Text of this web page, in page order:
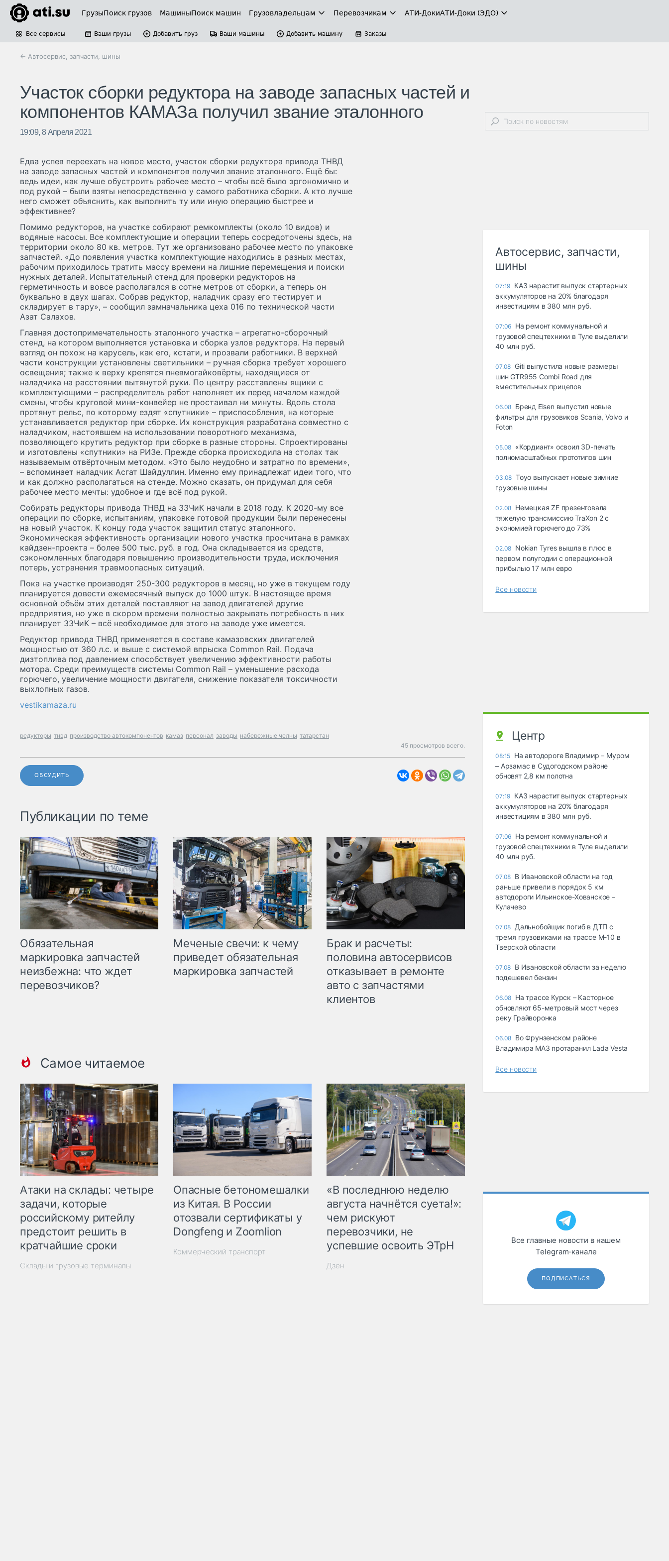
ГрузыПоиск грузов МашиныПоиск машин Грузовладельцам Перевозчикам АТИ-ДокиАТИ-Доки (ЭДО)
Все сервисы Ваши грузы Добавить груз Ваши машины Добавить машину Заказы
← Автосервис, запчасти, шины
Участок сборки редуктора на заводе запасных частей и
компонентов КАМАЗа получил звание эталонного
19:09, 8 Апреля 2021
Едва успев переехать на новое место, участок сборки редуктора привода ТНВД
на заводе запасных частей и компонентов получил звание эталонного. Ещё бы:
ведь идеи, как лучше обустроить рабочее место – чтобы всё было эргономично и
под рукой – были взяты непосредственно у самого работника сборки. А кто лучше
него сможет объяснить, как выполнить ту или иную операцию быстрее и
эффективнее?
Помимо редукторов, на участке собирают ремкомплекты (около 10 видов) и
водяные насосы. Все комплектующие и операции теперь сосредоточены здесь, на
территории около 80 кв. метров. Тут же организовано рабочее место по упаковке
запчастей. «До появления участка комплектующие находились в разных местах,
рабочим приходилось тратить массу времени на лишние перемещения и поиски
нужных деталей. Испытательный стенд для проверки редукторов на
герметичность и вовсе располагался в сотне метров от сборки, а теперь он
буквально в двух шагах. Собрав редуктор, наладчик сразу его тестирует и
складирует в тару», – сообщил замначальника цеха 016 по технической части
Азат Салахов.
Главная достопримечательность эталонного участка – агрегатно-сборочный
стенд, на котором выполняется установка и сборка узлов редуктора. На первый
взгляд он похож на карусель, как его, кстати, и прозвали работники. В верхней
части конструкции установлены светильники – ручная сборка требует хорошего
освещения; также к верху крепятся пневмогайковёрты, находящиеся от
наладчика на расстоянии вытянутой руки. По центру расставлены ящики с
комплектующими – распределитель работ наполняет их перед началом каждой
смены, чтобы круговой мини-конвейер не простаивал ни минуты. Вдоль стола
протянут рельс, по которому ездят «спутники» – приспособления, на которые
устанавливается редуктор при сборке. Их конструкция разработана совместно с
наладчиком, настоявшем на использовании поворотного механизма,
позволяющего крутить редуктор при сборке в разные стороны. Спроектированы
и изготовлены «спутники» на РИЗе. Прежде сборка происходила на столах так
называемым отвёрточным методом. «Это было неудобно и затратно по времени»,
– вспоминает наладчик Асгат Шайдуллин. Именно ему принадлежат идеи того, что
и как должно располагаться на стенде. Можно сказать, он придумал для себя
рабочее место мечты: удобное и где всё под рукой.
Собирать редукторы привода ТНВД на ЗЗЧиК начали в 2018 году. К 2020-му все
операции по сборке, испытаниям, упаковке готовой продукции были перенесены
на новый участок. К концу года участок защитил статус эталонного.
Экономическая эффективность организации нового участка просчитана в рамках
кайдзен-проекта – более 500 тыс. руб. в год. Она складывается из средств,
сэкономленных благодаря повышению производительности труда, исключения
потерь, устранения травмоопасных ситуаций.
Пока на участке производят 250-300 редукторов в месяц, но уже в текущем году
планируется довести ежемесячный выпуск до 1000 штук. В настоящее время
основной объём этих деталей поставляют на завод двигателей другие
предприятия, но уже в скором времени полностью закрывать потребность в них
планирует ЗЗЧиК – всё необходимое для этого на заводе уже имеется.
Редуктор привода ТНВД применяется в составе камазовских двигателей
мощностью от 360 л.с. и выше с системой впрыска Common Rail. Подача
дизтоплива под давлением способствует увеличению эффективности работы
мотора. Среди преимуществ системы Common Rail – уменьшение расхода
горючего, увеличение мощности двигателя, снижение показателя токсичности
выхлопных газов.
vestikamaza.ru
редукторы тнвд производство автокомпонентов камаз персонал заводы набережные челны татарстан
45 просмотров всего.
ОБСУДИТЬ
Публикации по теме
Обязательная
маркировка запчастей
неизбежна: что ждет
перевозчиков?
Меченые свечи: к чему
приведет обязательная
маркировка запчастей
Брак и расчеты:
половина автосервисов
отказывает в ремонте
авто с запчастями
клиентов
Самое читаемое
Атаки на склады: четыре
задачи, которые
российскому ритейлу
предстоит решить в
кратчайшие сроки
Склады и грузовые терминалы
Опасные бетономешалки
из Китая. В России
отозвали сертификаты у
Dongfeng и Zoomlion
Коммерческий транспорт
«В последнюю неделю
августа начнётся суета!»:
чем рискуют
перевозчики, не
успевшие освоить ЭТрН
Дзен
Автосервис, запчасти,
шины
07:19 КАЗ нарастит выпуск стартерных
аккумуляторов на 20% благодаря
инвестициям в 380 млн руб.
07:06 На ремонт коммунальной и
грузовой спецтехники в Туле выделили
40 млн руб.
07.08 Giti выпустила новые размеры
шин GTR955 Combi Road для
вместительных прицепов
06.08 Бренд Eisen выпустил новые
фильтры для грузовиков Scania, Volvo и
Foton
05.08 «Кордиант» освоил 3D-печать
полномасштабных прототипов шин
03.08 Toyo выпускает новые зимние
грузовые шины
02.08 Немецкая ZF презентовала
тяжелую трансмиссию TraXon 2 с
экономией горючего до 73%
02.08 Nokian Tyres вышла в плюс в
первом полугодии с операционной
прибылью 17 млн евро
Все новости
Центр
08:15 На автодороге Владимир – Муром
– Арзамас в Судогодском районе
обновят 2,8 км полотна
07:19 КАЗ нарастит выпуск стартерных
аккумуляторов на 20% благодаря
инвестициям в 380 млн руб.
07:06 На ремонт коммунальной и
грузовой спецтехники в Туле выделили
40 млн руб.
07.08 В Ивановской области на год
раньше привели в порядок 5 км
автодороги Ильинское-Хованское –
Кулачево
07.08 Дальнобойщик погиб в ДТП с
тремя грузовиками на трассе М-10 в
Тверской области
07.08 В Ивановской области за неделю
подешевел бензин
06.08 На трассе Курск – Касторное
обновляют 65-метровый мост через
реку Грайворонка
06.08 Во Фрунзенском районе
Владимира МАЗ протаранил Lada Vesta
Все новости
Все главные новости в нашем
Telegram‑канале
ПОДПИСАТЬСЯ